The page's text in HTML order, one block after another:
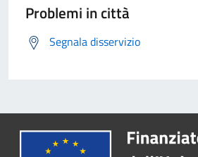
Problemi in città
Segnala disservizio